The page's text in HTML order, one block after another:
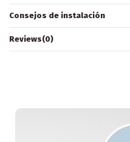
Consejos de instalación
Reviews(0)